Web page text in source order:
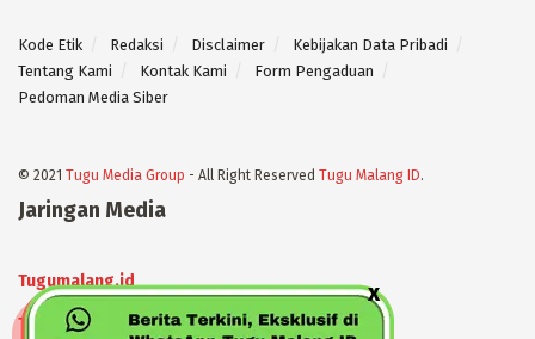
Kode Etik Redaksi Disclaimer
Kebijakan Data Pribadi
Tentang Kami
Kontak Kami
Form Pengaduan
Pedoman Media Siber
© 2021 Tugu Media Group - All Right Reserved Tugu Malang ID.
Jaringan Media
Tugumalang.id
Tugujatim.id